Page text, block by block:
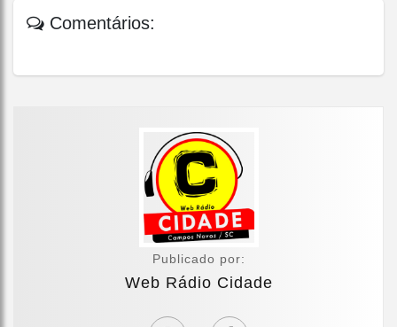
Comentários:
Publicado por:
Web Rádio Cidade